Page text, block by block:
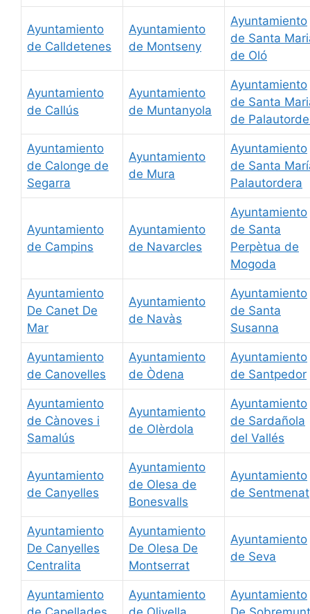
Ayuntamiento
de Calldetenes
Ayuntamiento
de Montseny
Ayuntamiento
de Santa
de Oló
Ayuntamiento
de Callús
Ayuntamiento
de Muntanyola
Ayuntamiento
de Santa
de
Ayuntamiento
de Calonge de
Segarra
Ayuntamiento
de Mura
Ayuntamiento
de Santa
Palautordera
Ayuntamiento
de Campins
Ayuntamiento
de Navarcles
Ayuntamiento
de Santa
Perpètua de
Mogoda
Ayuntamiento
De Canet De
Mar
Ayuntamiento
de Navàs
Ayuntamiento
de Santa
Susanna
Ayuntamiento
de Canovelles
Ayuntamiento
de Òdena
Ayuntamiento
de Santpedor
Ayuntamiento
de Cànoves i
Samalús
Ayuntamiento
de Olèrdola
Ayuntamiento
de Sardañola
del Vallés
Ayuntamiento
de Canyelles
Ayuntamiento
de Olesa de
Bonesvalls
Ayuntamiento
de Sentmenat
Ayuntamiento
De Canyelles
Centralita
Ayuntamiento
De Olesa De
Montserrat
Ayuntamiento
de Seva
Ayuntamiento
Ayuntamiento
Ayuntamiento